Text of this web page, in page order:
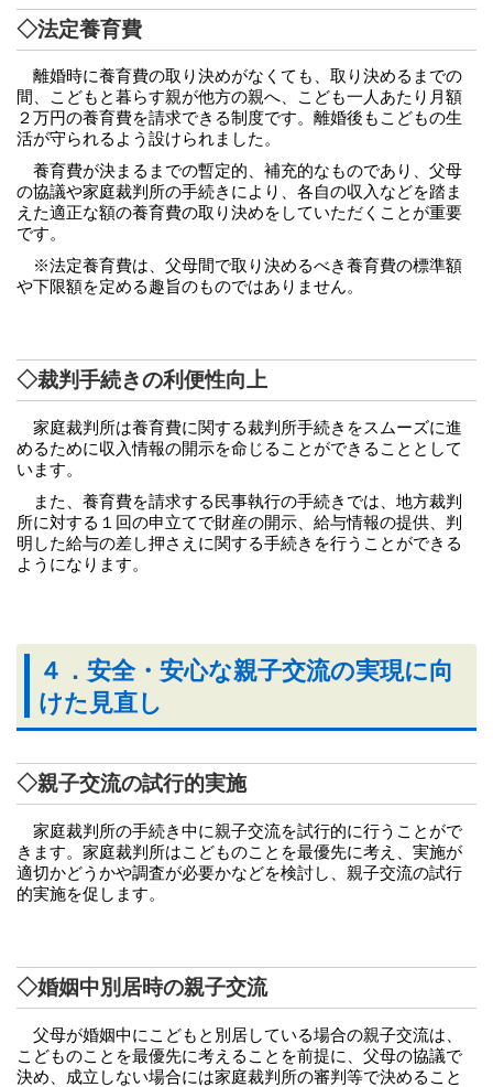
◇法定養育費
離婚時に養育費の取り決めがなくても、取り決めるまでの
間、こどもと暮らす親が他方の親へ、こども一人あたり月額
２万円の養育費を請求できる制度です。離婚後もこどもの生
活が守られるよう設けられました。
養育費が決まるまでの暫定的、補充的なものであり、父母
の協議や家庭裁判所の手続きにより、各自の収入などを踏ま
えた適正な額の養育費の取り決めをしていただくことが重要
です。
※法定養育費は、父母間で取り決めるべき養育費の標準額
や下限額を定める趣旨のものではありません。
◇裁判手続きの利便性向上
家庭裁判所は養育費に関する裁判所手続きをスムーズに進
めるために収入情報の開示を命じることができることとして
います。
また、養育費を請求する民事執行の手続きでは、地方裁判
所に対する１回の申立てで財産の開示、給与情報の提供、判
明した給与の差し押さえに関する手続きを行うことができる
ようになります。
４．安全・安心な親子交流の実現に向
けた見直し
◇親子交流の試行的実施
家庭裁判所の手続き中に親子交流を試行的に行うことがで
きます。家庭裁判所はこどものことを最優先に考え、実施が
適切かどうかや調査が必要かなどを検討し、親子交流の試行
的実施を促します。
◇婚姻中別居時の親子交流
父母が婚姻中にこどもと別居している場合の親子交流は、
こどものことを最優先に考えることを前提に、父母の協議で
決め、成立しない場合には家庭裁判所の審判等で決めること